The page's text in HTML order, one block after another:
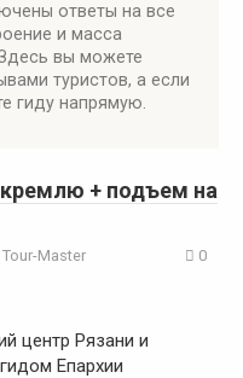
ответы на все
и масса
вы можете
туристов, а если
гиду напрямую.
+ подъем на
Tour-Master 0
центр Рязани и
Епархии